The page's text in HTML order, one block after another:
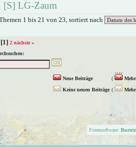
[S] LG-Zaum
1 bis 21 von 23, sortiert nach
[1] 2 nächste »
Neue Beiträge (
Keine neuen Beiträge (
Forensoftware: